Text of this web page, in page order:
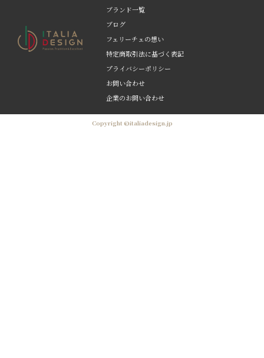
ブランド一覧
ブログ
フェリーチェの想い
特定商取引法に基づく表記
プライバシーポリシー
お問い合わせ
企業のお問い合わせ
Copyright ©italiadesign.jp